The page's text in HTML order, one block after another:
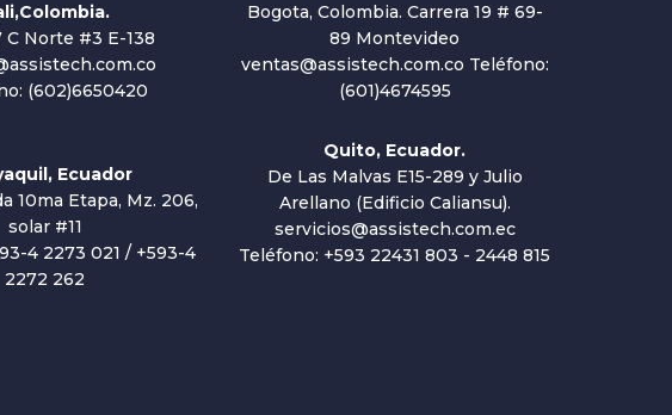
C Norte #3 E-138
(602)6650420
Ecuador
10ma Etapa, Mz. 206,
solar #11
4 2273 021 / +593-4
2272 262
Bogota, Colombia. Carrera 19 # 69-
89 Montevideo
ventas@assistech.com.co Teléfono:
(601)4674595
Quito, Ecuador.
De Las Malvas E15-289 y Julio
Arellano (Edificio Caliansu).
servicios@assistech.com.ec
Teléfono: +593 22431 803 - 2448 815